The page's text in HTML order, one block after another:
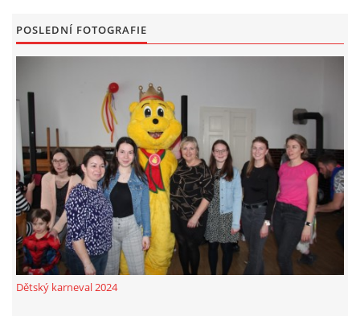
POSLEDNÍ FOTOGRAFIE
Dětský karneval 2024